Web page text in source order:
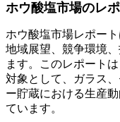
ホウ酸塩市場のレ
ホウ酸塩市場レポー
地域展望、競争環境
ます。このレポート
対象として、ガラス
ー貯蔵における生産
ています。